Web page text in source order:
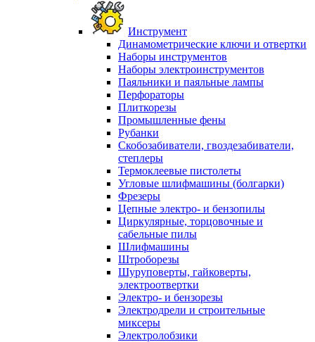
Инструмент
Динамометрические ключи и отвертки
Наборы инструментов
Наборы электроинструментов
Паяльники и паяльные лампы
Перфораторы
Плиткорезы
Промышленные фены
Рубанки
Скобозабиватели, гвоздезабиватели,
степлеры
Термоклеевые пистолеты
Угловые шлифмашины (болгарки)
Фрезеры
Цепные электро- и бензопилы
Циркулярные, торцовочные и
сабельные пилы
Шлифмашины
Штроборезы
Шуруповерты, гайковерты,
электроотвертки
Электро- и бензорезы
Электродрели и строительные
миксеры
Электролобзики